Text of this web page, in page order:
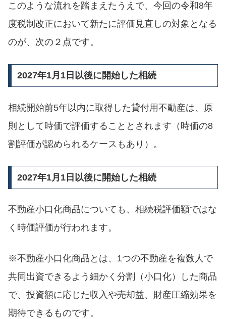
このような流れを踏まえたうえで、今回の令和8年
度税制改正において新たに評価見直しの対象となる
のが、次の２点です。
2027年1月1日以後に開始した相続
相続開始前5年以内に取得した貸付用不動産は、原
則として時価で評価することとされます（時価の8
割評価が認められるケースもあり）。
2027年1月1日以後に開始した相続
不動産小口化商品についても、相続税評価額ではな
く時価評価が行われます。
※不動産小口化商品とは、1つの不動産を複数人で
共同出資できるよう細かく分割（小口化）した商品
で、投資額に応じた収入や売却益、財産圧縮効果を
期待できるものです。